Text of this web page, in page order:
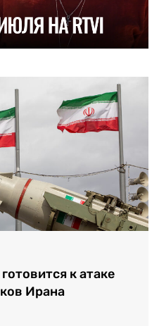
к атаке
Ирана